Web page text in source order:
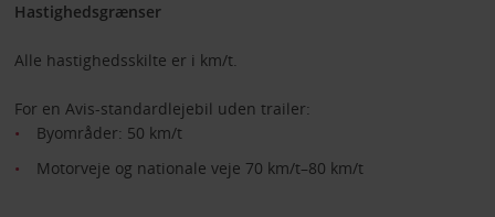
Hastighedsgrænser
Alle hastighedsskilte er i km/t.
For en Avis-standardlejebil uden trailer:
Byområder: 50 km/t
Motorveje og nationale veje 70 km/t–80 km/t